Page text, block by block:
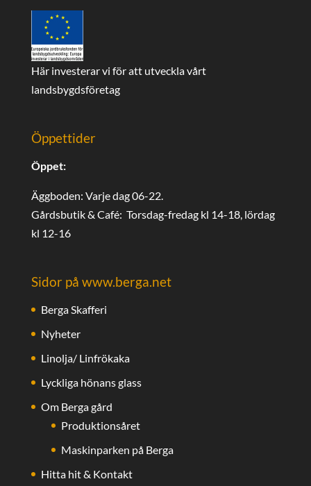
Här investerar vi för att utveckla vårt
landsbygdsföretag
Öppettider
Öppet:
Äggboden: Varje dag 06-22.
Gårdsbutik & Café: Torsdag-fredag kl 14-18, lördag
kl 12-16
Sidor på www.berga.net
Berga Skafferi
Nyheter
Linolja/ Linfrökaka
Lyckliga hönans glass
Om Berga gård
Produktionsåret
Maskinparken på Berga
Hitta hit & Kontakt